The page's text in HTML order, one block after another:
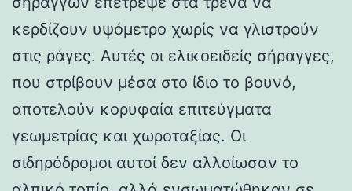
κερδίζουν υψόμετρο χωρίς να γλιστρούν
στις ράγες. Αυτές οι ελικοειδείς σήραγγες,
που στρίβουν μέσα στο ίδιο το βουνό,
αποτελούν κορυφαία επιτεύγματα
γεωμετρίας και χωροταξίας. Οι
σιδηρόδρομοι αυτοί δεν αλλοίωσαν το